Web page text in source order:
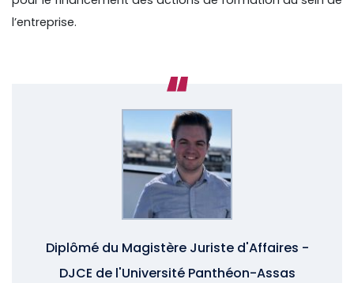
l’entreprise.
Diplômé du Magistère Juriste d'Affaires -
DJCE de l'Université Panthéon-Assas